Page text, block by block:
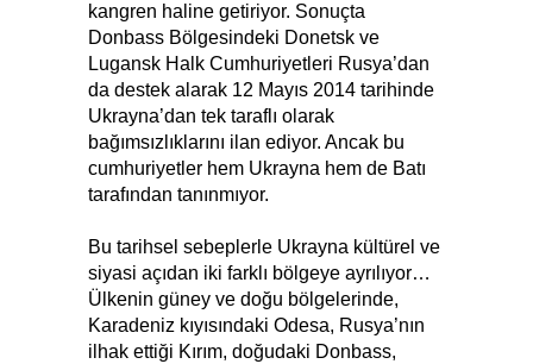
kangren haline getiriyor. Sonuçta
Donbass Bölgesindeki Donetsk ve
Lugansk Halk Cumhuriyetleri Rusya’dan
da destek alarak 12 Mayıs 2014 tarihinde
Ukrayna’dan tek taraflı olarak
bağımsızlıklarını ilan ediyor. Ancak bu
cumhuriyetler hem Ukrayna hem de Batı
tarafından tanınmıyor.
Bu tarihsel sebeplerle Ukrayna kültürel ve
siyasi açıdan iki farklı bölgeye ayrılıyor…
Ülkenin güney ve doğu bölgelerinde,
Karadeniz kıyısındaki Odesa, Rusya’nın
ilhak ettiği Kırım, doğudaki Donbass,